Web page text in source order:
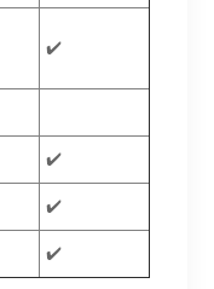
✔️
✔️
✔️
✔️